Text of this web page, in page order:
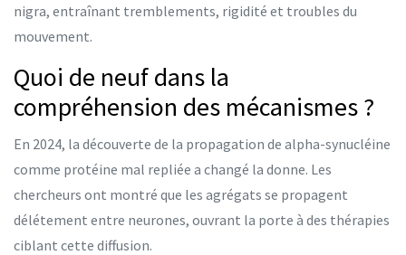
nigra, entraînant tremblements, rigidité et troubles du
mouvement.
Quoi de neuf dans la
compréhension des mécanismes ?
En 2024, la découverte de la propagation de alpha-synucléine
comme protéine mal repliée a changé la donne. Les
chercheurs ont montré que les agrégats se propagent
délétement entre neurones, ouvrant la porte à des thérapies
ciblant cette diffusion.